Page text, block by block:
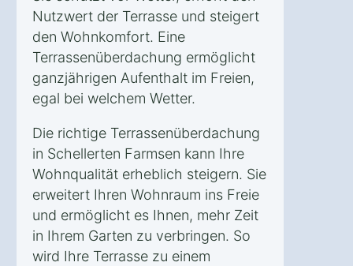
Nutzwert der Terrasse und steigert
den Wohnkomfort. Eine
Terrassenüberdachung ermöglicht
ganzjährigen Aufenthalt im Freien,
egal bei welchem Wetter.
Die richtige Terrassenüberdachung
in Schellerten Farmsen kann Ihre
Wohnqualität erheblich steigern. Sie
erweitert Ihren Wohnraum ins Freie
und ermöglicht es Ihnen, mehr Zeit
in Ihrem Garten zu verbringen. So
wird Ihre Terrasse zu einem